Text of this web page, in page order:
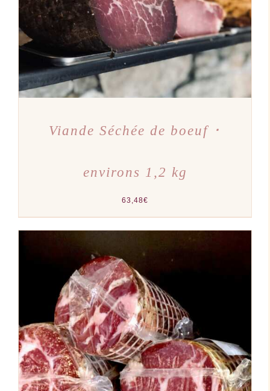
Viande Séchée de boeuf ･
environs 1,2 kg
63,48€
AJOUTER AU PANIER
/
DÉTAILS